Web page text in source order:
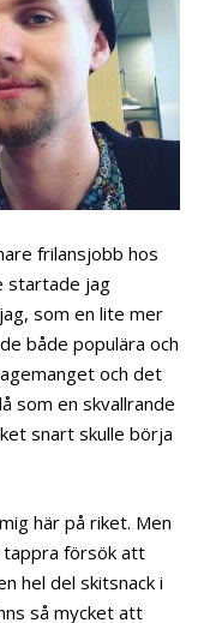
frilansjobb hos
startade jag
som en lite mer
både populära och
och det
som en skvallrande
snart skulle börja
här på riket. Men
tappra försök att
hel del skitsnack i
så mycket att